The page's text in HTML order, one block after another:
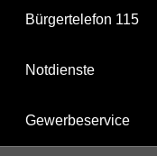
Bürgertelefon 115
Notdienste
Gewerbeservice